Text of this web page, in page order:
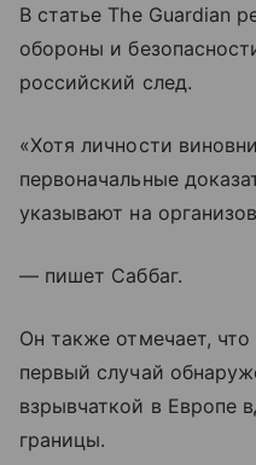
В статье The Guardian
обороны и
российский след.
«Хотя личности
первоначальные
указывают на
— пишет Саббаг.
Он также отмечает,
первый случай
взрывчаткой в Европе
границы.